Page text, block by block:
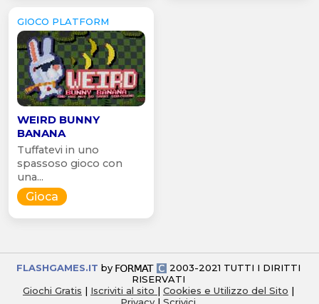
GIOCO PLATFORM
WEIRD BUNNY
BANANA
Tuffatevi in uno
spassoso gioco con
una...
Gioca
FLASHGAMES.IT by
2003-2021 TUTTI I DIRITTI
RISERVATI
Giochi Gratis | Iscriviti al sito | Cookies e Utilizzo del Sito |